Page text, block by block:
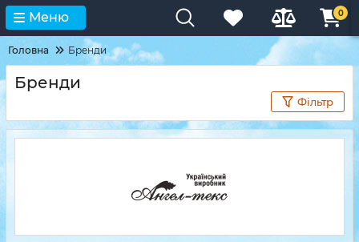
Меню 0
Головна Бренди
Бренди
Фільтр